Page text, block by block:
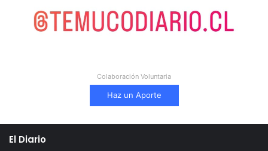
Colaboración Voluntaria
Haz un Aporte
El Diario